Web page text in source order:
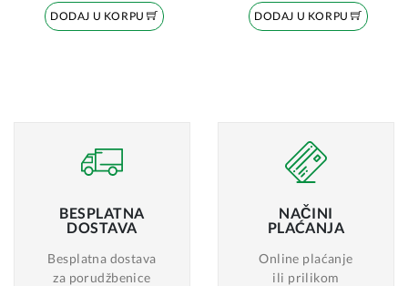
DODAJ U KORPU DODAJ U KORPU
BESPLATNA
DOSTAVA
Besplatna dostava
za porudžbenice
NAČINI
PLAĆANJA
Online plaćanje
ili prilikom